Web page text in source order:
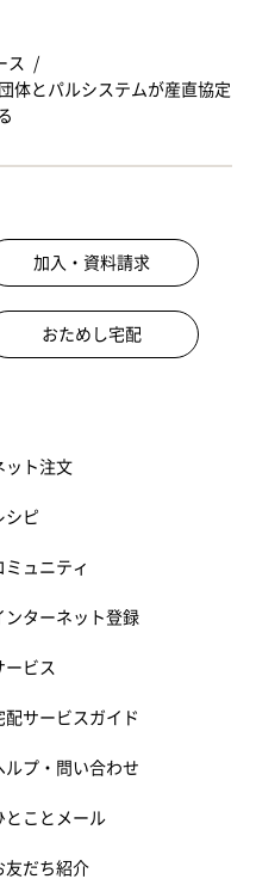
ス
とパルシステムが産直協定
加入・資料請求
おためし宅配
ット注文
シピ
ミュニティ
ンターネット登録
ービス
配サービスガイド
ルプ・問い合わせ
とことメール
友だち紹介